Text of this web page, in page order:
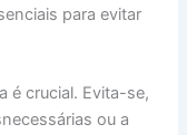
para evitar
é crucial. Evita-se,
ou a